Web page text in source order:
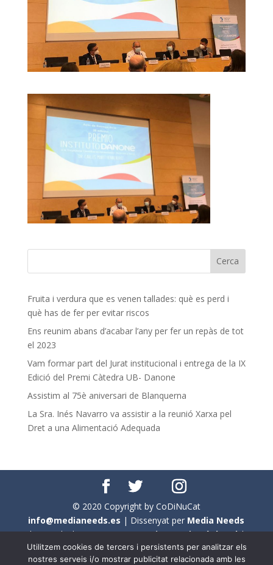
Fruita i verdura que es venen tallades: què es perd i
què has de fer per evitar riscos
Ens reunim abans d’acabar l’any per fer un repàs de tot
el 2023
Vam formar part del Jurat institucional i entrega de la IX
Edició del Premi Càtedra UB- Danone
Assistim al 75è aniversari de Blanquerna
La Sra. Inés Navarro va assistir a la reunió Xarxa pel
Dret a una Alimentació Adequada
© 2020 Copyright by CoDiNuCat
info@medianeeds.es | Dissenyat per Media Needs
| Tots els drets reservats aCoDiNuCat |Avís legal|
Avís per cookies
Utilitzem cookies de tercers i persistents per analitzar els
nostres serveis i/o mostrar publicitat relacionada amb les